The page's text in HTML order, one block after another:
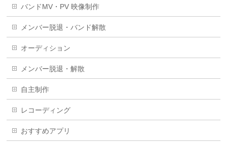
バンドMV・PV 映像制作
メンバー脱退・バンド解散
オーディション
メンバー脱退・解散
自主制作
レコーディング
おすすめアプリ